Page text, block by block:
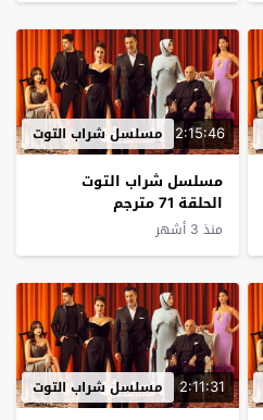
2:15:46 مسلسل شراب التوت
مسلسل شراب التوت
الحلقة 71 مترجم
منذ 3 أشهر
2:11:31 مسلسل شراب التوت